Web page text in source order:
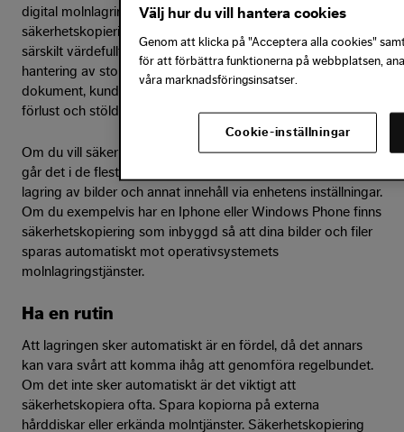
digital molnlagringstjänst, även kallat en molnbaserad
säkerhetskopiering. För företag och anställda kan det vara
särskilt värdefullt för att möjliggöra säker och effektiv
hantering av stora mängder data, exempelvis viktiga
dokument, kundinformation som behövs skyddas mot
förlust och stöld.
Om du vill säkerhetskopiera bilder och filer från din telefon
går det i de flesta mobiltelefoner att ställa in automatisk
lagring av bilder och annat innehåll via enhetens inställningar.
Om du exempelvis har en Iphone eller Windows Phone finns
säkerhetskopiering som inbyggd så att dina bilder och filer
sparas automatiskt mot operativsystemets
molnlagringstjänster.
Ha en rutin
Att lagringen sker automatiskt är en fördel, då det annars
kan vara svårt att komma ihåg att genomföra regelbundet.
Om det inte sker automatiskt är det viktigt att
säkerhetskopiera ofta. Spara kopiorna på externa
hårddiskar eller erkända molntjänster. Säkerhetskopiering
Välj hur du vill hantera cookies
Genom att klicka på "Acceptera alla cookies"
för att förbättra funktionerna på webbplatsen,
våra marknadsföringsinsatser.
Cookie-inställningar